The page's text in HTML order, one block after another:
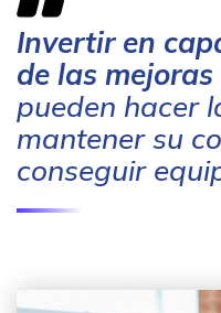
Invertir en
de las
pueden hacer
mantener su
conseguir